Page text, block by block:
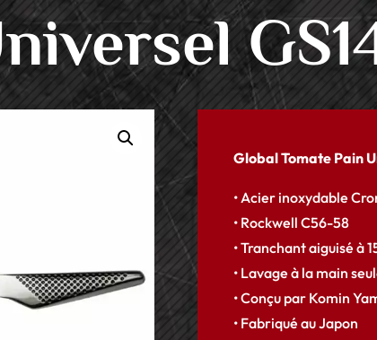
Global Tomate Pain
• Acier inoxydable
• Rockwell C56-58
• Tranchant aiguisé à
• Lavage à la main
• Conçu par Komin
• Fabriqué au Japon